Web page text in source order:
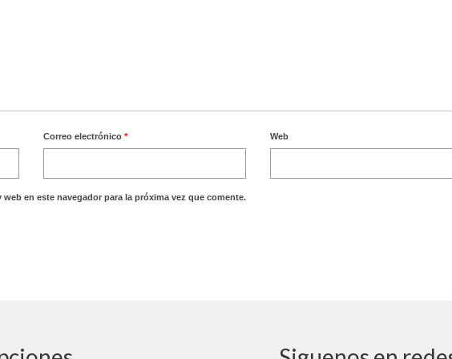
Correo electrónico * Web
en este navegador para la próxima vez que comente.